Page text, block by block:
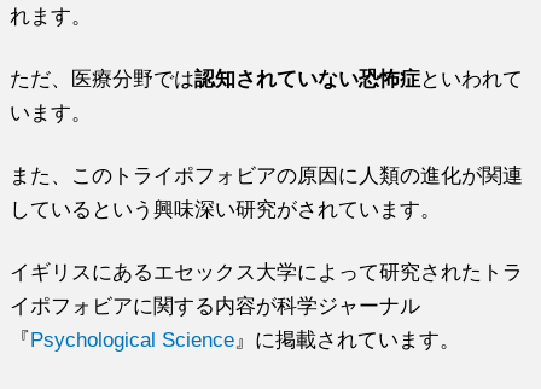
れます。
ただ、医療分野では認知されていない恐怖症といわれて
います。
また、このトライポフォビアの原因に人類の進化が関連
しているという興味深い研究がされています。
イギリスにあるエセックス大学によって研究されたトラ
イポフォビアに関する内容が科学ジャーナル
『Psychological Science 』 に掲載されています。